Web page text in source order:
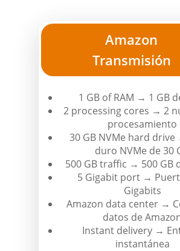
Amazon
Transmisión
1 GB of RAM → 1 GB
2 processing cores → 2
procesamiento
30 GB NVMe hard
duro NVMe de 30
500 GB traffic → 500 GB
5 Gigabit port →
Gigabits
Amazon data center →
datos de
Instant delivery →
instantánea